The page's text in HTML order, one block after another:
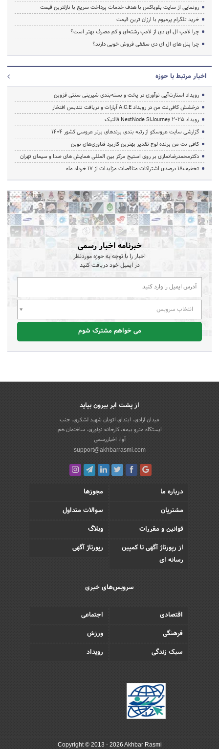
رونمایی از سایت بلوباکس با هدف خدمات پرداخت سریع با نازلترین قیمت
خرید تلگرام پرمیوم با ارزان ترین قیمت
چرا لامپ ال ای دی از لامپ رشته‌ای و کم مصرف بهتر است؟
چرا پنل های ال ای دی سقفی فروش خوبی دارند؟
اخبار مرتبط با حوزه
رویداد استارت‌آپی نوآوری در پخت و بسته‌بندی شیرینی سنتی قزوین
درخشش کافی‌نت من در رویداد A.C.E آپارات و دریافت تندیس افتخار
رویداد NextNode SiJourney 2025 فالنیک
گزارشی سایت عروسکو از رتبه بندی برندهای برتر عروسی کشور 1404
کافی نت من برنده لوح تقدیر بهترین کاربرد فناوری‌های نوین
دکترمحمدرضانمازی بر روی استیج مرکز بین المللی همایش های صدا و سیمای تهران
تخفیف‌18 درصدی اشتراکات مناقصات مزایدات از 17 خرداد ماه
خبرنامه اخبار رسمی
اخبار را با توجه به حوزه موردنظر
در ایمیل خود دریافت کنید
انتخاب سرویس
می خواهم مشترک شوم
از پشت ابر بیرون بیاید
میدان آزادی، ابتدای اتوبان شهید لشکری، جنب
ایستگاه مترو بیمه، کارخانه نوآوری، ساختمان هم
آوا، اخباررسمی
support@akhbarrasmi.com
درباره ما
مجوزها
مشتریان
سوالات متداول
قوانین و مقررات
وبلاگ
از رپورتاژ آگهی تا کمپین
رسانه ای
رپورتاژ آگهی
سرویس‌های خبری
اقتصادی
اجتماعی
فرهنگی
ورزش
سبک زندگی
رویداد
Copyright © 2013 - 2026 Akhbar Rasmi